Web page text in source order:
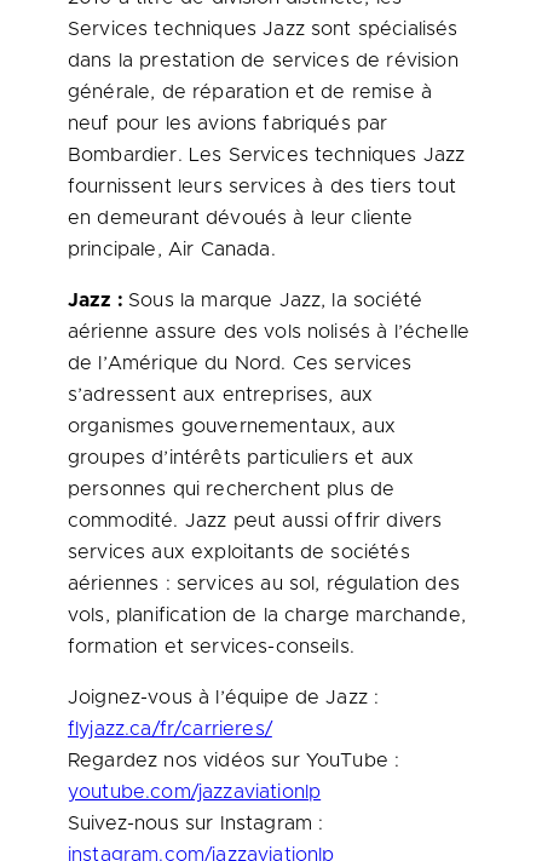
Services techniques Jazz sont spécialisés
dans la prestation de services de révision
générale, de réparation et de remise à
neuf pour les avions fabriqués par
Bombardier. Les Services techniques Jazz
fournissent leurs services à des tiers tout
en demeurant dévoués à leur cliente
principale, Air Canada.
Jazz : Sous la marque Jazz, la société
aérienne assure des vols nolisés à l’échelle
de l’Amérique du Nord. Ces services
s’adressent aux entreprises, aux
organismes gouvernementaux, aux
groupes d’intérêts particuliers et aux
personnes qui recherchent plus de
commodité. Jazz peut aussi offrir divers
services aux exploitants de sociétés
aériennes : services au sol, régulation des
vols, planification de la charge marchande,
formation et services-conseils.
Joignez-vous à l’équipe de Jazz :
flyjazz.ca/fr/carrieres/
Regardez nos vidéos sur YouTube :
youtube.com/jazzaviationlp
Suivez-nous sur Instagram :
instagram.com/jazzaviationlp